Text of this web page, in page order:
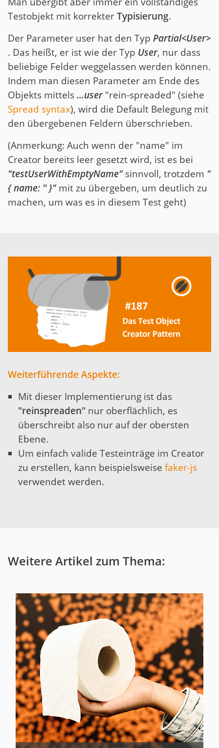
Testobjekt mit korrekterTypisierung.
Der Parameter user hat den Typ Partial<User>
. Das heißt, er ist wie der Typ User, nur dass
beliebige Felder weggelassen werden können.
Indem man diesen Parameter am Ende des
Objekts mittels...user"rein-spreaded" (siehe
Spread syntax), wird die Default Belegung mit
den übergebenen Feldern überschrieben.
(Anmerkung: Auch wenn der "name" im
Creator bereits leer gesetzt wird, ist es bei
"testUserWithEmptyName"sinnvoll, trotzdem "
{ name: '' }"mit zu übergeben, um deutlich zu
machen, um was es in diesem Test geht)
Weiterführende Aspekte:
Mit dieser Implementierung ist das
"reinspreaden" nur oberflächlich, es
überschreibt also nur auf der obersten
Ebene.
Um einfach valide Testeinträge im Creator
zu erstellen, kann beispielsweise faker-js
verwendet werden.
Weitere Artikel zum Thema: